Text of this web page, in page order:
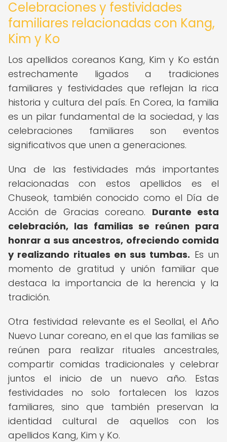
Celebraciones y festividades
familiares relacionadas con Kang,
Kim y Ko
Los apellidos coreanos Kang, Kim y Ko están
estrechamente ligados a tradiciones
familiares y festividades que reflejan la rica
historia y cultura del país. En Corea, la familia
es un pilar fundamental de la sociedad, y las
celebraciones familiares son eventos
significativos que unen a generaciones.
Una de las festividades más importantes
relacionadas con estos apellidos es el
Chuseok, también conocido como el Día de
Acción de Gracias coreano. Durante esta
celebración, las familias se reúnen para
honrar a sus ancestros, ofreciendo comida
y realizando rituales en sus tumbas. Es un
momento de gratitud y unión familiar que
destaca la importancia de la herencia y la
tradición.
Otra festividad relevante es el Seollal, el Año
Nuevo Lunar coreano, en el que las familias se
reúnen para realizar rituales ancestrales,
compartir comidas tradicionales y celebrar
juntos el inicio de un nuevo año. Estas
festividades no solo fortalecen los lazos
familiares, sino que también preservan la
identidad cultural de aquellos con los
apellidos Kang, Kim y Ko.